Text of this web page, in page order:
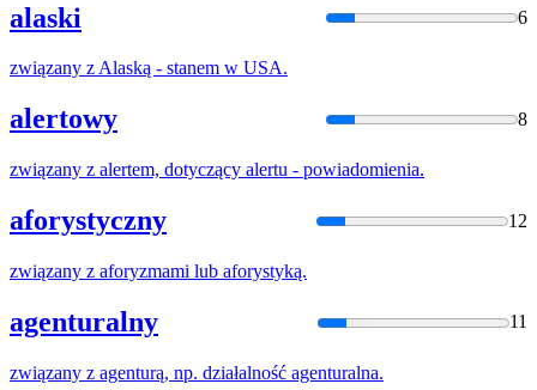
alaski 6
związany zAlaską - stanem w USA.
alertowy 8
związany z alertem, dotyczący alertu - powiadomienia.
aforystyczny 12
związany z aforyzmami lub aforystyką.
agenturalny 11
związany z agenturą, np. działalność agenturalna.